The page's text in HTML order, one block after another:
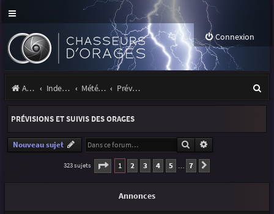
Connexion
Accueil Index du forum Météo et climatologie des orages Prévisions et suivis des orages
e
PRÉVISIONS ET SUIVIS DES ORAGES
Nouveau sujet Rechercher
323 sujets Page 1sur
1 2 3 4 5 … 7
Annonces